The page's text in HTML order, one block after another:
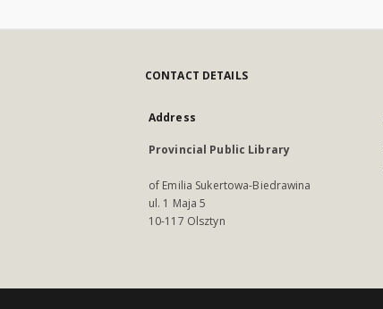
CONTACT DETAILS
Address
Provincial Public Library
of Emilia Sukertowa-Biedrawina
ul. 1 Maja 5
10-117 Olsztyn